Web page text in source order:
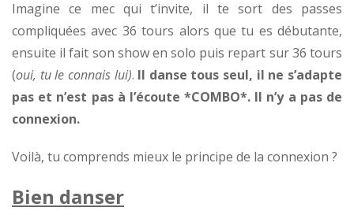
Imagine ce mec qui t’invite, il te sort des passes
compliquées avec 36 tours alors que tu es débutante,
ensuite il fait son show en solo puis repart sur 36 tours
(oui, tu le connais lui). Il danse tous seul, il ne s’adapte
pas et n’est pas à l’écoute *COMBO*. Il n’y a pas de
connexion.
Voilà, tu comprends mieux le principe de la connexion ?
Bien danser